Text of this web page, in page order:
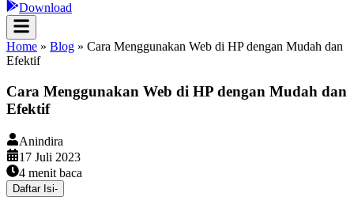
Download
Home » Blog » Cara Menggunakan Web di HP dengan Mudah dan
Efektif
Cara Menggunakan Web di HP dengan Mudah dan
Efektif
Anindira
17 Juli 2023
4 menit baca
Daftar Isi-